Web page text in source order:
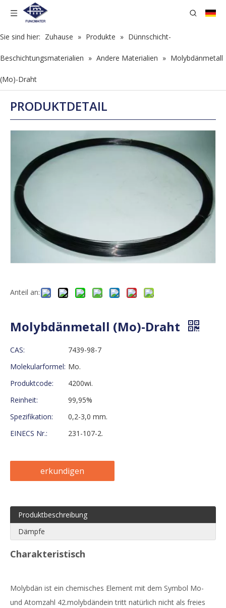
Sie sind hier: Zuhause » Produkte » Dünnschicht-
Beschichtungsmaterialien » Andere Materialien » Molybdänmetall
(Mo)-Draht
PRODUKTDETAIL
Anteil an:
Molybdänmetall (Mo)-Draht
CAS:
7439-98-7
Molekularformel: Mo.
Produktcode:
4200wi.
Reinheit:
99,95%
Spezifikation:
0,2-3,0 mm.
EINECS Nr.:
231-107-2.
erkundigen
Produktbeschreibung
Dämpfe
Charakteristisch
Molybdän ist ein chemisches Element mit dem Symbol Mo-
und Atomzahl 42.molybdändein tritt natürlich nicht als freies